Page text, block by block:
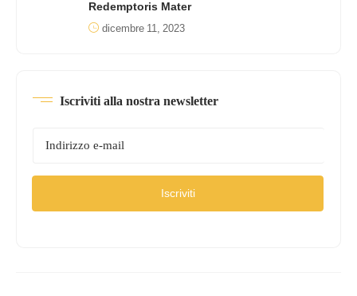
Redemptoris Mater
dicembre 11, 2023
Iscriviti alla nostra newsletter
Iscriviti